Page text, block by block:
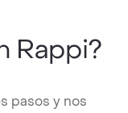
Rappi?
pasos y nos